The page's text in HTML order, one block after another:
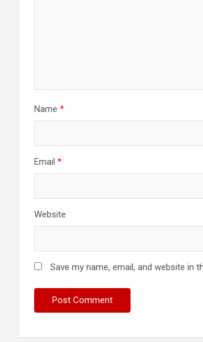
Name *
Email *
Website
Save my name, email, and website in